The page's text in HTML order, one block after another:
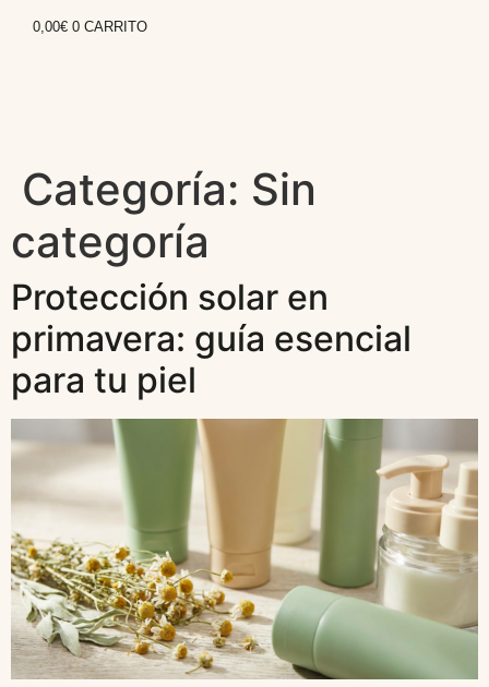
0,00€ 0 CARRITO
Categoría: Sin
categoría
Protección solar en
primavera: guía esencial
para tu piel